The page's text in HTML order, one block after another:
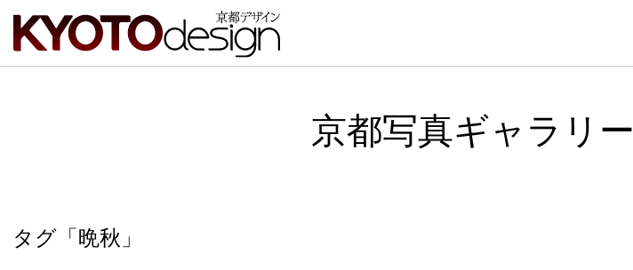
京都写真ギャラリー
タグ「晩秋」